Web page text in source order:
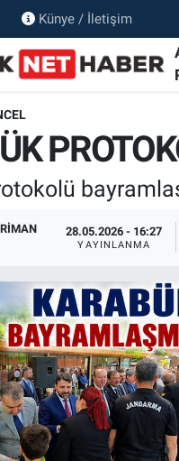
Künye / İletişim
28.05.2026 - 16:27
YAYINLANMA